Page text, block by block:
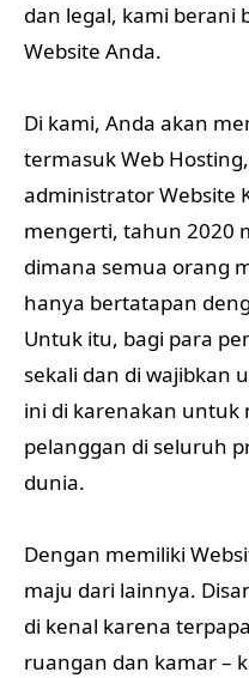
dan legal, kami berani
Website Anda.
Di kami, Anda akan
termasuk Web
administrator Website
mengerti, tahun 2020
dimana semua orang
hanya bertatapan
Untuk itu, bagi para
sekali dan di wajibkan
ini di karenakan untuk
pelanggan di seluruh
dunia.
Dengan memiliki
maju dari lainnya.
di kenal karena
ruangan dan kamar –